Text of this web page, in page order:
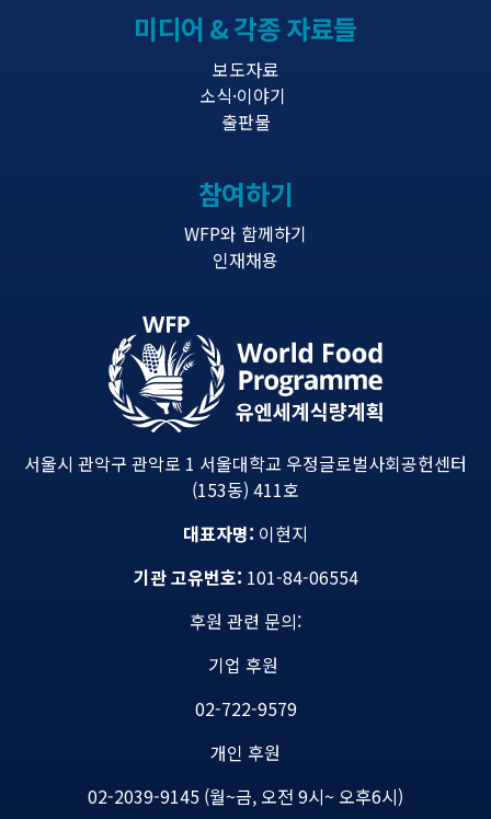
미디어 & 각종 자료들
보도자료
소식·이야기
출판물
참여하기
WFP와 함께하기
인재채용
서울시 관악구 관악로 1 서울대학교 우정글로벌사회공헌센터
(153동) 411호
대표자명: 이현지
기관 고유번호: 101-84-06554
후원 관련 문의:
기업 후원
02-722-9579
개인 후원
02-2039-9145 (월~금, 오전 9시~ 오후6시)